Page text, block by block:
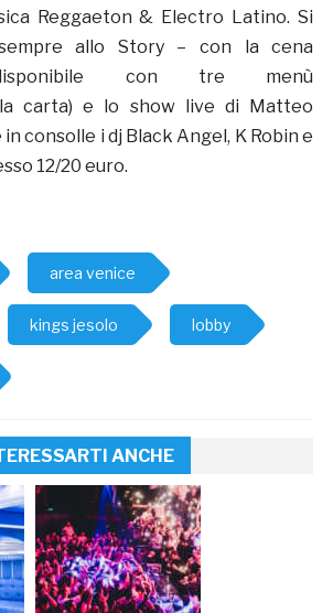
Reggaeton & Electro Latino. Si
allo Story – con la cena
con tre menù
carta) e lo show live di Matteo
consolle i dj Black Angel, K Robin e
12/20 euro.
area venice
kings jesolo lobby
ANCHE